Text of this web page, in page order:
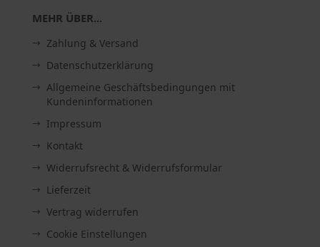
MEHR ÜBER...
Zahlung & Versand
Datenschutzerklärung
Allgemeine Geschäftsbedingungen mit
Kundeninformationen
Impressum
Kontakt
Widerrufsrecht & Widerrufsformular
Lieferzeit
Vertrag widerrufen
Cookie Einstellungen